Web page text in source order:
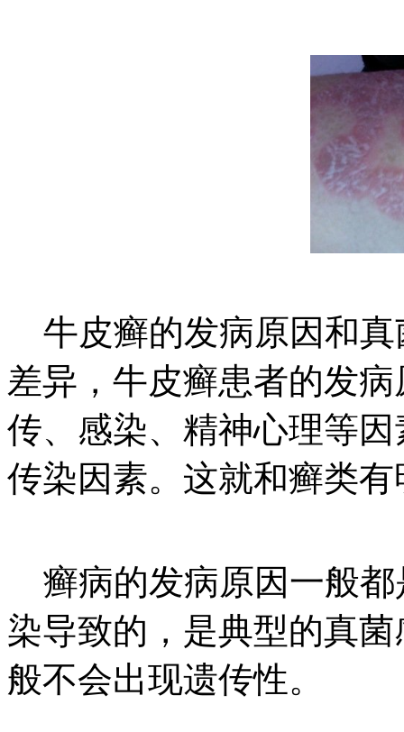
牛皮癣的发病原因和真
差异，牛皮癣患者的发
传、感染、精神心理等
传染因素。这就和癣类
癣病的发病原因一般都
染导致的，是典型的真
般不会出现遗传性。